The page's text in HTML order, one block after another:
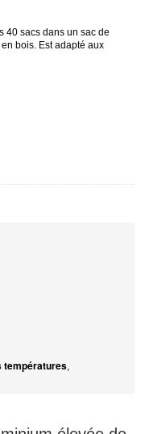
40 sacs dans un sac de
bois. Est adapté aux
températures,